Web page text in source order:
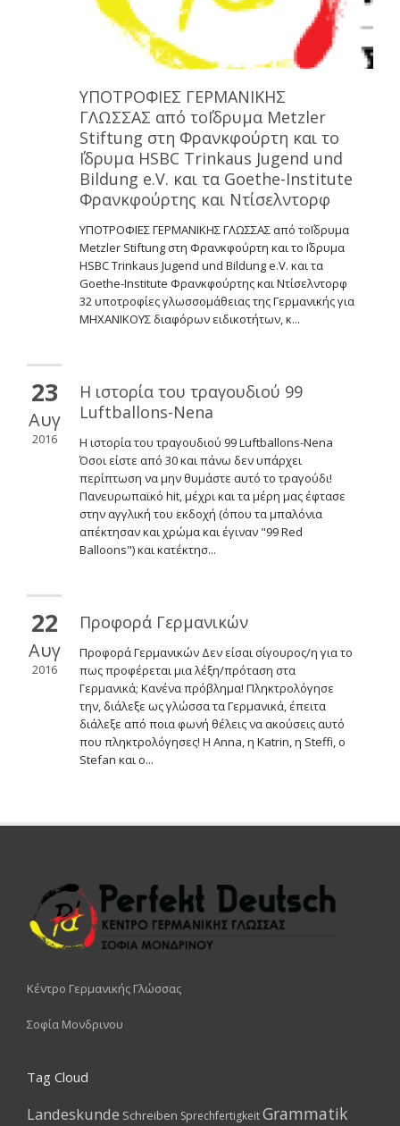
ΥΠΟΤΡΟΦΙΕΣ ΓΕΡΜΑΝΙΚΗΣ
ΓΛΩΣΣΑΣ από το΄Ιδρυμα Metzler
Stiftung στη Φρανκφούρτη και το
΄Ιδρυμα HSBC Trinkaus Jugend und
Bildung e.V. και τα Goethe-Institute
Φρανκφούρτης και Ντίσελντορφ
ΥΠΟΤΡΟΦΙΕΣ ΓΕΡΜΑΝΙΚΗΣ ΓΛΩΣΣΑΣ από το΄Ιδρυμα
Metzler Stiftung στη Φρανκφούρτη και το ΄Ιδρυμα
HSBC Trinkaus Jugend und Bildung e.V. και τα
Goethe-Institute Φρανκφούρτης και Ντίσελντορφ
32 υποτροφίες γλωσσομάθειας της Γερμανικής για
ΜΗΧΑΝΙΚΟΥΣ διαφόρων ειδικοτήτων, κ...
23
Αυγ
2016
Η ιστορία του τραγουδιού 99
Luftballons-Nena
Η ιστορία του τραγουδιού 99 Luftballons-Nena
Όσοι είστε από 30 και πάνω δεν υπάρχει
περίπτωση να μην θυμάστε αυτό το τραγούδι!
Πανευρωπαϊκό hit, μέχρι και τα μέρη μας έφτασε
στην αγγλική του εκδοχή (όπου τα μπαλόνια
απέκτησαν και χρώμα και έγιναν "99 Red
Balloons") και κατέκτησ...
22
Αυγ
2016
Προφορά Γερμανικών
Προφορά Γερμανικών Δεν είσαι σίγουρος/η για το
πως προφέρεται μια λέξη/πρόταση στα
Γερμανικά; Κανένα πρόβλημα! Πληκτρολόγησε
την, διάλεξε ως γλώσσα τα Γερμανικά, έπειτα
διάλεξε από ποια φωνή θέλεις να ακούσεις αυτό
που πληκτρολόγησες! Η Anna, η Κatrin, η Steffi, ο
Stefan και ο...
Κέντρο Γερμανικής Γλώσσας
Σοφία Μονδρινου
Tag Cloud
Landeskunde Schreiben SprechfertigkeitGrammatik